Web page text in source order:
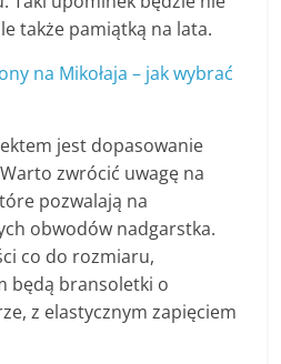
także pamiątką na lata.
na Mikołaja – jak wybrać
jest dopasowanie
zwrócić uwagę na
pozwalają na
obwodów nadgarstka.
co do rozmiaru,
będą bransoletki o
z elastycznym zapięciem